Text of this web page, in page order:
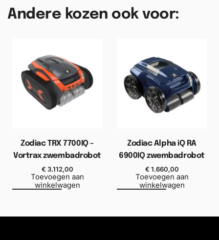
Andere kozen ook voor:
Zodiac TRX 7700IQ –
Vortrax zwembadrobot
€ 3.112,00
Toevoegen aan
winkelwagen
Zodiac Alpha iQ RA
6900IQ zwembadrobot
€ 1.660,00
Toevoegen aan
winkelwagen